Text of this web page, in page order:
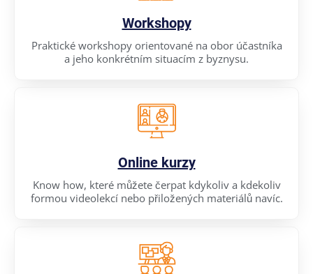
Workshopy
Praktické workshopy orientované na obor účastníka
a jeho konkrétním situacím z byznysu.
Online kurzy
Know how, které můžete čerpat kdykoliv a kdekoliv
formou videolekcí nebo přiložených materiálů navíc.